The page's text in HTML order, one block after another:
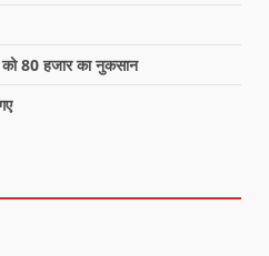
80 हजार का नुकसान